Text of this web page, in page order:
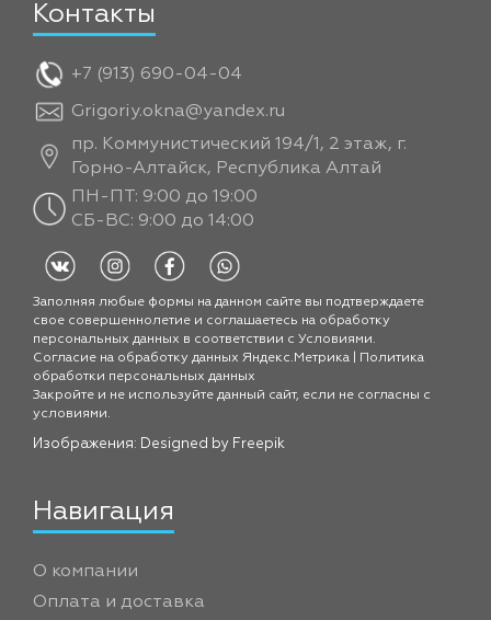
Контакты
+7 (913) 690-04-04
Grigoriy.okna@yandex.ru
пр. Коммунистический 194/1, 2 этаж, г.
Горно-Алтайск, Республика Алтай
ПН-ПТ: 9:00 до 19:00
СБ-ВС: 9:00 до 14:00
Заполняя любые формы на данном сайте вы подтверждаете
свое совершеннолетие и соглашаетесь на обработку
персональных данных в соответствии с Условиями.
Согласие на обработку данных Яндекс.Метрика
Политика
обработки персональных данных
Закройте и не используйте данный сайт, если не согласны с
условиями.
Изображения: Designed by Freepik
Навигация
О компании
Оплата и доставка